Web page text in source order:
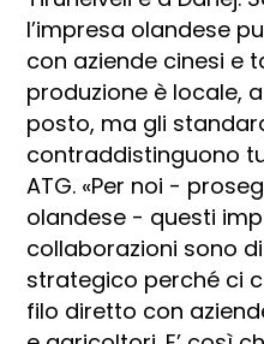
l’impresa olandese
con aziende cinesi e
produzione è locale,
posto, ma gli
contraddistinguono
ATG. «Per noi -
olandese - questi
collaborazioni sono
strategico perché ci
filo diretto con